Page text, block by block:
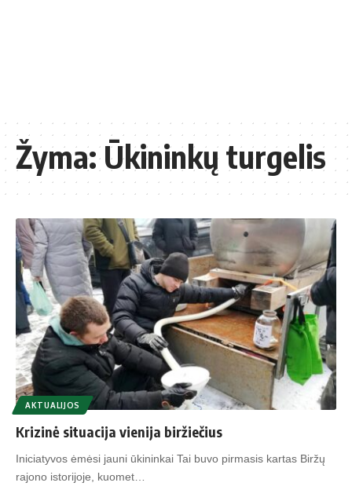
Žyma:Ūkininkų turgelis
AKTUALIJOS
Krizinė situacija vienija biržiečius
Iniciatyvos ėmėsi jauni ūkininkai Tai buvo pirmasis kartas Biržų
rajono istorijoje, kuomet…